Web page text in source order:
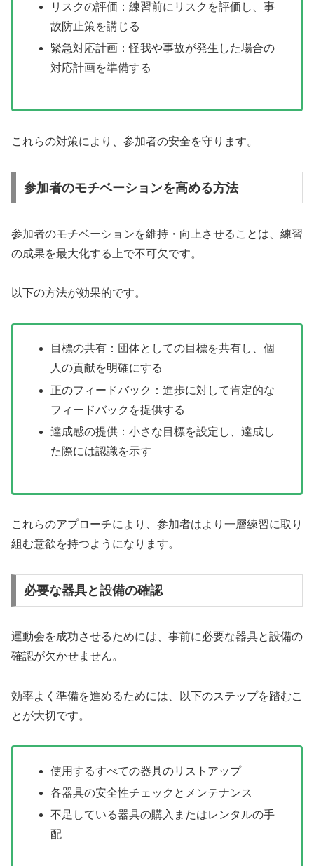
リスクの評価：練習前にリスクを評価し、事
故防止策を講じる
緊急対応計画：怪我や事故が発生した場合の
対応計画を準備する
これらの対策により、参加者の安全を守ります。
参加者のモチベーションを高める方法
参加者のモチベーションを維持・向上させることは、練習
の成果を最大化する上で不可欠です。
以下の方法が効果的です。
目標の共有：団体としての目標を共有し、個
人の貢献を明確にする
正のフィードバック：進歩に対して肯定的な
フィードバックを提供する
達成感の提供：小さな目標を設定し、達成し
た際には認識を示す
これらのアプローチにより、参加者はより一層練習に取り
組む意欲を持つようになります。
必要な器具と設備の確認
運動会を成功させるためには、事前に必要な器具と設備の
確認が欠かせません。
効率よく準備を進めるためには、以下のステップを踏むこ
とが大切です。
使用するすべての器具のリストアップ
各器具の安全性チェックとメンテナンス
不足している器具の購入またはレンタルの手
配